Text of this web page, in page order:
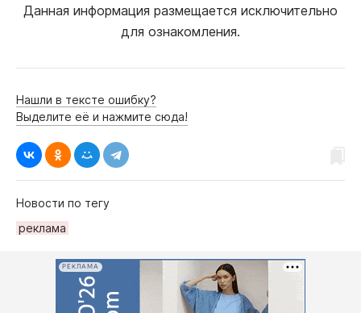
Данная информация размещается исключительно
для ознакомления.
Нашли в тексте ошибку?
Выделите её и нажмите сюда!
Новости по тегу
рeклама
РЕКЛАМА